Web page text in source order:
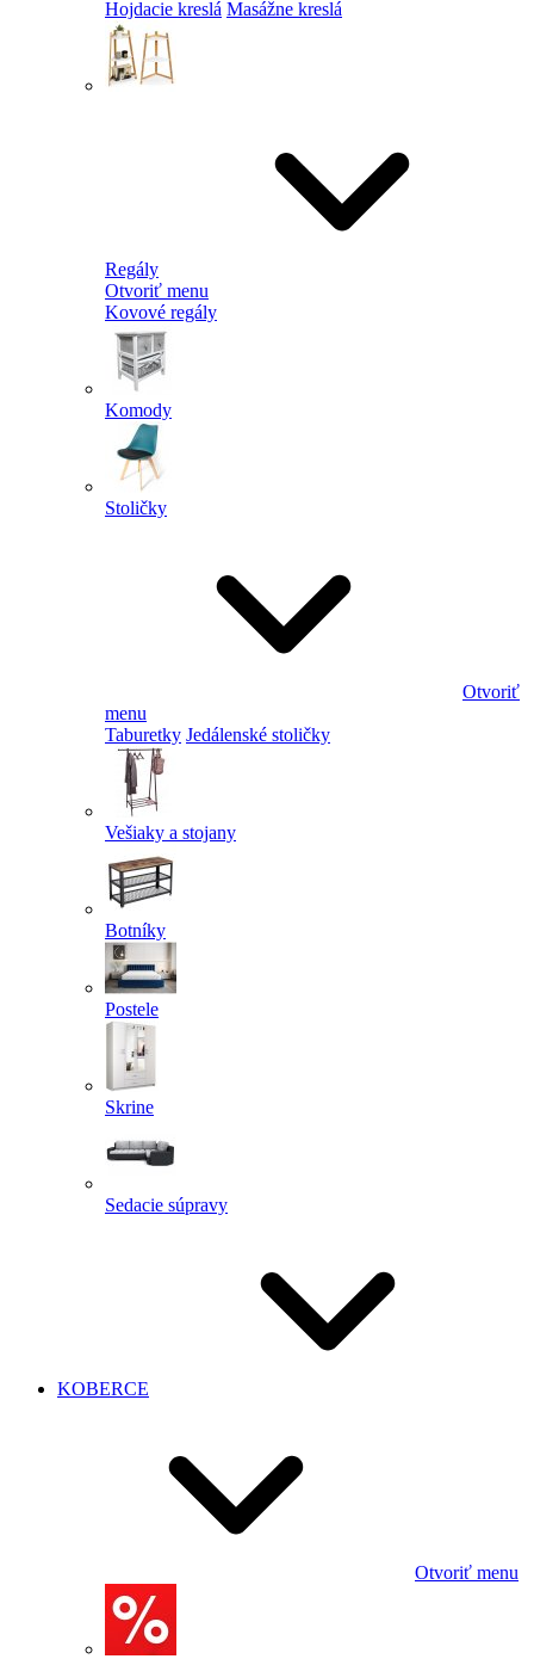
Hojdacie kreslá Masážne kreslá
Regály
Otvoriť menu
Kovové regály
Komody
Stoličky
Otvoriť
menu
Taburetky Jedálenské stoličky
Vešiaky a stojany
Botníky
Postele
Skrine
Sedacie súpravy
KOBERCE
Otvoriť menu